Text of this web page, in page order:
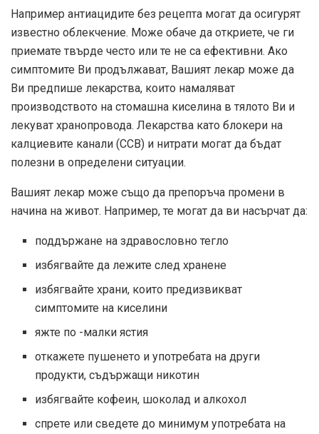
Например антиацидите без рецепта могат да осигурят
известно облекчение. Може обаче да откриете, че ги
приемате твърде често или те не са ефективни. Ако
симптомите Ви продължават, Вашият лекар може да
Ви предпише лекарства, които намаляват
производството на стомашна киселина в тялото Ви и
лекуват хранопровода. Лекарства като блокери на
калциевите канали (CCB) и нитрати могат да бъдат
полезни в определени ситуации.
Вашият лекар може също да препоръча промени в
начина на живот. Например, те могат да ви насърчат да:
поддържане на здравословно тегло
избягвайте да лежите след хранене
избягвайте храни, които предизвикват
симптомите на киселини
яжте по -малки ястия
откажете пушенето и употребата на други
продукти, съдържащи никотин
избягвайте кофеин, шоколад и алкохол
спрете или сведете до минимум употребата на